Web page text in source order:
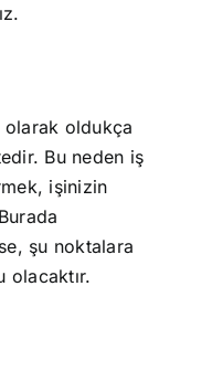
olarak oldukça
Bu neden iş
işinizin
şu noktalara
olacaktır.